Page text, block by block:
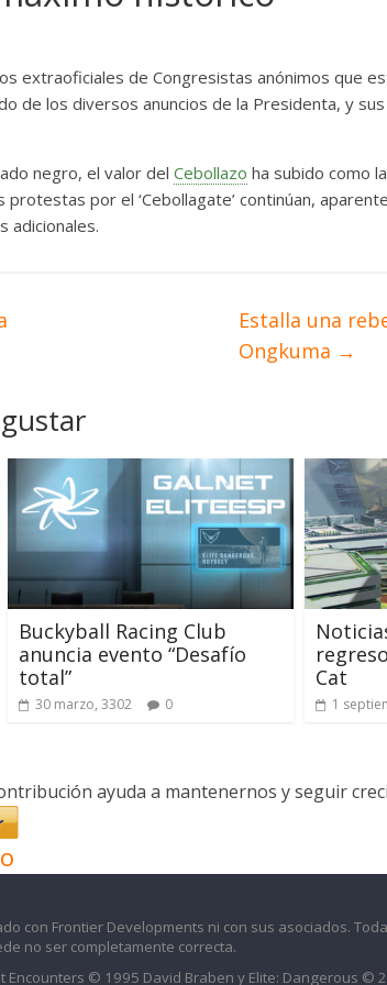
extraoficiales de Congresistas anónimos que
de los diversos anuncios de la Presidenta, y sus
negro, el valor del Cebollazo ha subido como
protestas por el ‘Cebollagate’ continúan,
adicionales.
Estalla una
Ongkuma →
Buckyball Racing Club
anuncia evento “Desafío
total”
30 marzo, 3302 0
Cat
1
Txus 0
Initiative
ayuda a mantenernos y seguir
con Frontier Developments ni con sus asociados.
no ser completamente correcta.
Encounters © 1995 David Braben y Elite: Dangerous ©